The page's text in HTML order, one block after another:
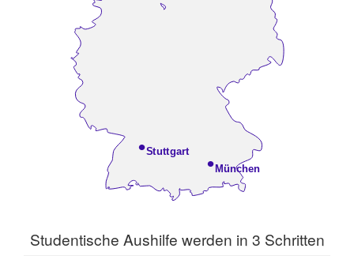
• München
•Stuttgart
Studentische Aushilfe werden in 3 Schritten